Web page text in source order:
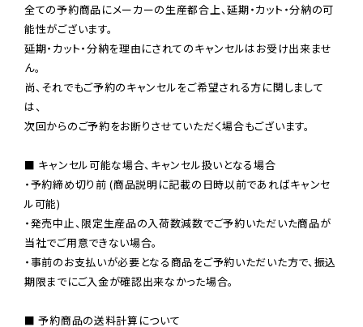
全ての予約商品にメーカーの生産都合上、延期・カット・分納の可
能性がございます。
延期・カット・分納を理由にされてのキャンセルはお受け出来ませ
ん。
尚、それでもご予約のキャンセルをご希望される方に関しまして
は、
次回からのご予約をお断りさせていただく場合もございます。
■ キャンセル可能な場合、キャンセル扱いとなる場合
・予約締め切り前 (商品説明に記載の日時以前であればキャンセ
ル可能)
・発売中止、限定生産品の入荷数減数でご予約いただいた商品が
当社でご用意できない場合。
・事前のお支払いが必要となる商品をご予約いただいた方で、振込
期限までにご入金が確認出来なかった場合。
■ 予約商品の送料計算について